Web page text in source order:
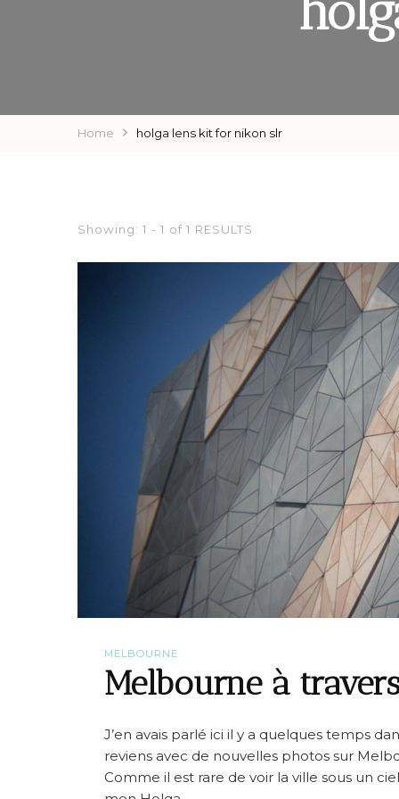
Home holga lens kit for nikon slr
Showing: 1 - 1 of 1 RESULTS
MELBOURNE
Melbourne à
J’en avais parlé ici il y a quelques temps
reviens avec de nouvelles photos sur
Comme il est rare de voir la ville sous un